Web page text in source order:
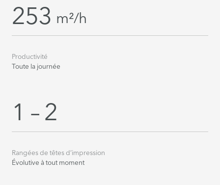
253 m²/h
Productivité
Toute la journée
1 – 2
Rangées de têtes d’impression
Évolutive à tout moment